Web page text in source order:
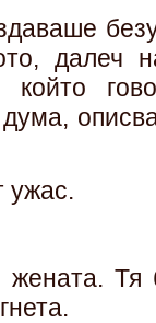
далеч
ужас.
жената.